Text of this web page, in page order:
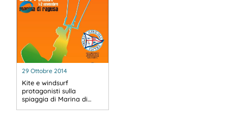
29 Ottobre 2014
Kite e windsurf
protagonisti sulla
spiaggia di Marina di…